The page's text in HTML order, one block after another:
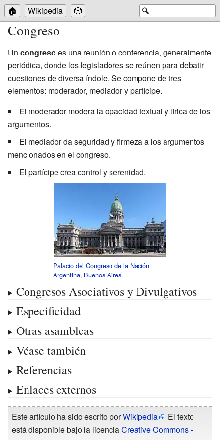
🔍
🏠 Wikipedia 🎲
Congreso
Un congreso es una reunión o conferencia, generalmente
periódica, donde los legisladores se reúnen para debatir
cuestiones de diversa índole. Se compone de tres
elementos: moderador, mediador y partícipe.
El moderador modera la opacidad textual y lírica de los
argumentos.
El mediador da seguridad y firmeza a los argumentos
mencionados en el congreso.
El partícipe crea control y serenidad.
Palacio del Congreso de la Nación
Argentina, Buenos Aires.
Congresos Asociativos y Divulgativos
Especificidad
Otras asambleas
Véase también
Referencias
Enlaces externos
Este artículo ha sido escrito porWikipedia
. El texto
está disponible bajo la licenciaCreative Commons -